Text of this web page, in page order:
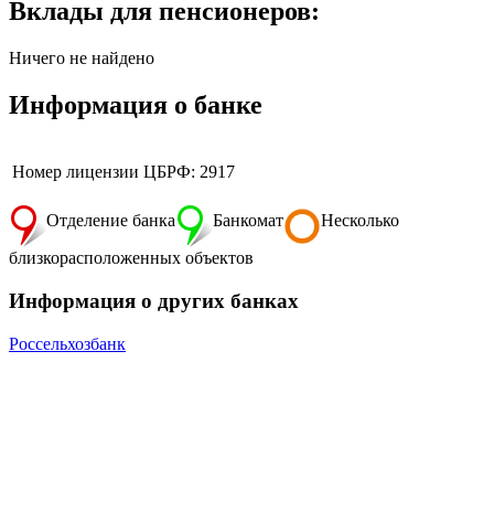
Вклады для пенсионеров:
Ничего не найдено
Информация о банке
Номер лицензии ЦБРФ: 2917
Отделение банка Банкомат Несколько
близкорасположенных объектов
Информация о других банках
Россельхозбанк